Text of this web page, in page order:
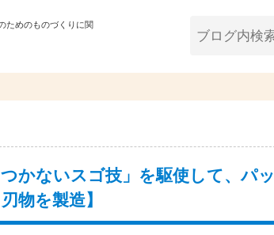
ためのものづくりに関
かないスゴ技」を駆使して、パッ
物を製造】